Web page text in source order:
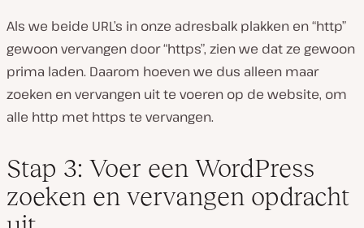
Als we beide URL’s in onze adresbalk plakken en “http”
gewoon vervangen door “https”, zien we dat ze gewoon
prima laden. Daarom hoeven we dus alleen maar
zoeken en vervangen uit te voeren op de website, om
alle http met https te vervangen.
Stap 3: Voer een WordPress
zoeken en vervangen opdracht